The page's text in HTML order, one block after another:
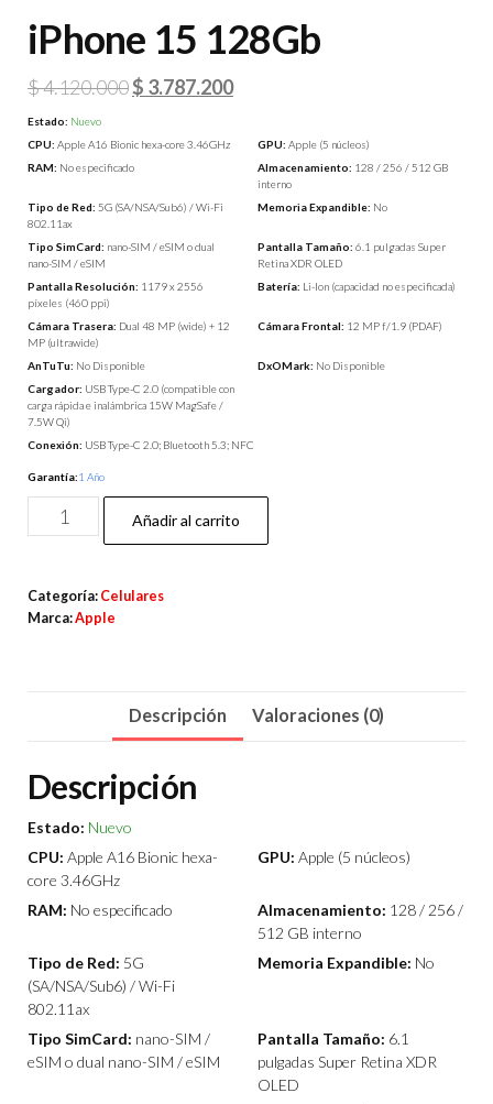
iPhone 15 128Gb
$4.120.000El
original
era:
$ 4.120.000.
$ 3.787.200El
actual
$ 3.787.200.
Estado: Nuevo
CPU: Apple A16 Bionic hexa-core 3.46GHz GPU: Apple (5 núcleos)
RAM: No especificado Almacenamiento: 128 / 256 / 512 GB
interno
Tipo de Red: 5G (SA/NSA/Sub6) / Wi-Fi
802.11ax
Memoria Expandible: No
Tipo SimCard: nano-SIM / eSIM o dual
nano-SIM / eSIM
Pantalla Tamaño: 6.1 pulgadas Super
Retina XDR OLED
Pantalla Resolución: 1179 x 2556
píxeles (460 ppi)
Batería: Li-Ion (capacidad no especificada)
Cámara Trasera: Dual 48 MP (wide) + 12
MP (ultrawide)
Cámara Frontal: 12 MP f/1.9 (PDAF)
AnTuTu: No Disponible DxOMark: No Disponible
Cargador: USB Type-C 2.0 (compatible con
carga rápida e inalámbrica 15W MagSafe /
7.5W Qi)
Conexión: USB Type-C 2.0; Bluetooth 5.3; NFC
Garantía:1 Año
iPhone
15
cantidad
Añadir al carrito
Categoría: Celulares
Marca:Apple
Descripción Valoraciones (0)
Descripción
Estado: Nuevo
CPU: Apple A16 Bionic hexa-
core 3.46GHz
GPU: Apple (5 núcleos)
RAM: No especificado Almacenamiento: 128 / 256 /
512 GB interno
Tipo de Red: 5G
(SA/NSA/Sub6) / Wi-Fi
802.11ax
Memoria Expandible: No
Tipo SimCard: nano-SIM /
eSIM o dual nano-SIM / eSIM
Pantalla Tamaño: 6.1
pulgadas Super Retina XDR
OLED